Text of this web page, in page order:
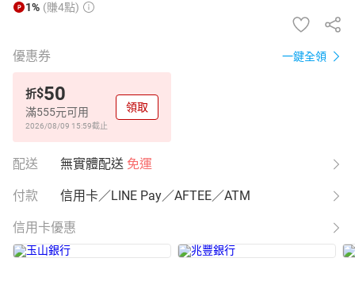
1% (賺4點)
優惠券 一鍵全領
折$50
滿555元可用
2026/08/09 15:59截止
領取
配送 無實體配送 免運
付款 信用卡／LINE Pay／AFTEE／ATM
信用卡優惠